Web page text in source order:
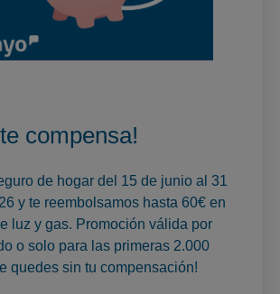
compensa!
de hogar del 15 de junio al 31
y te reembolsamos hasta 60€ en
luz y gas. Promoción válida por
o solo para las primeras 2.000
quedes sin tu compensación!